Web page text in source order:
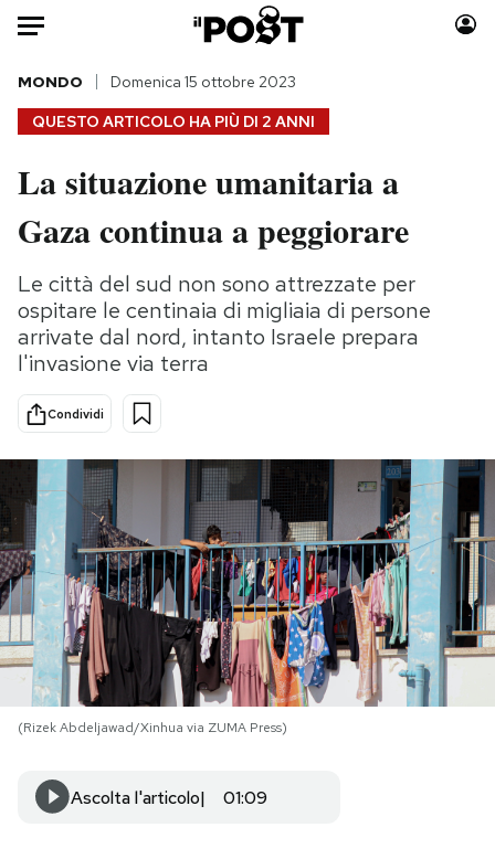
Auto
HOME
Italia
Politica
Tecnologia
Internet
Scienza
Cultura
Economia
Moda
Consumismi
Storie/Idee
Ok Boomer!
Media
PODCAST
NEWSLETTER
I MIEI PREFERITI
QUESTO ARTICOLO HA PIÙ DI 2 ANNI
MONDO Domenica 15 ottobre 2023
La situazione umanitaria a
Gaza continua a peggiorare
Le città del sud non sono attrezzate per
ospitare le centinaia di migliaia di persone
arrivate dal nord, intanto Israele prepara
l'invasione via terra
Condividi
(Rizek Abdeljawad/Xinhua via ZUMA Press)
Ascolta l'articolo 01:09